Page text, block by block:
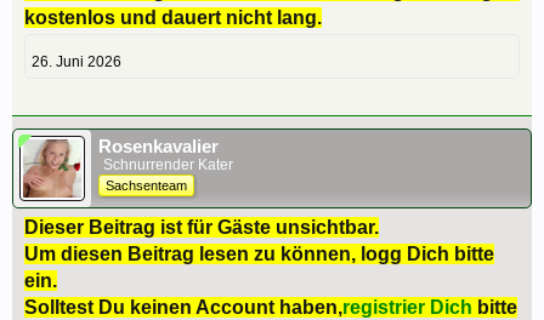
kostenlos und dauert nicht lang.
26. Juni 2026
Rosenkavalier
Schnurrender Kater
Sachsenteam
Dieser Beitrag ist für Gäste unsichtbar.
Um diesen Beitrag lesen zu können, logg Dich bitte
ein.
Solltest Du keinen Account haben,registrier Dich bitte